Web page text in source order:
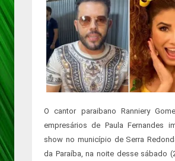
O cantor paraibano Ranniery
empresários de Paula Fernandes
show no município de Serra
da Paraíba, na noite desse sábado